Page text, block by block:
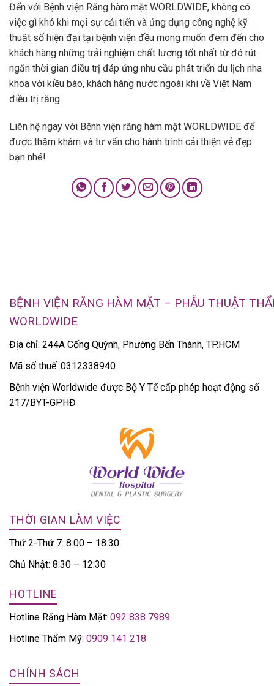
Đến với Bệnh viện Răng hàm mặt WORLDWIDE, không có
việc gì khó khi mọi sự cải tiến và ứng dụng công nghệ kỹ
thuật số hiện đại tại bệnh viện đều mong muốn đem đến cho
khách hàng những trải nghiệm chất lượng tốt nhất từ đó rút
ngăn thời gian điều trị đáp ứng nhu cầu phát triển du lịch nha
khoa với kiều bào, khách hàng nước ngoài khi về Việt Nam
điều trị răng.
Liên hệ ngay với Bệnh viện răng hàm mặt WORLDWIDE để
được thăm khám và tư vấn cho hành trình cải thiện vẻ đẹp
bạn nhé!
BỆNH VIỆN RĂNG HÀM MẶT – PHẪU THUẬT
WORLDWIDE
Địa chỉ: 244A Cống Quỳnh, Phường Bến Thành, TP.HCM
Mã số thuế: 0312338940
Bệnh viện Worldwide được Bộ Y Tế cấp phép hoạt động số
217/BYT-GPHĐ
THỜI GIAN LÀM VIỆC
Thứ 2-Thứ 7: 8:00 – 18:30
Chủ Nhật: 8:30 – 12:30
HOTLINE
Hotline Răng Hàm Mặt: 092 838 7989
Hotline Thẩm Mỹ: 0909 141 218
CHÍNH SÁCH